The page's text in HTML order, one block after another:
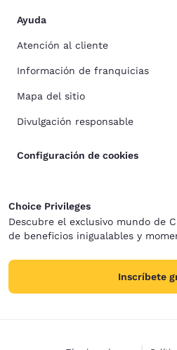
Ayuda
Atención al cliente
Información de franquicias
Mapa del sitio
Divulgación responsable
Configuración de cookies
Choice Privileges
Descubre el exclusivo mundo de
de beneficios inigualables y
Inscríbete